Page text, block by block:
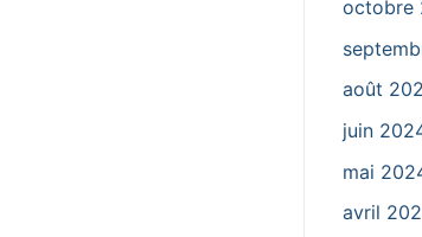
octobre
août
juin
mai
avril